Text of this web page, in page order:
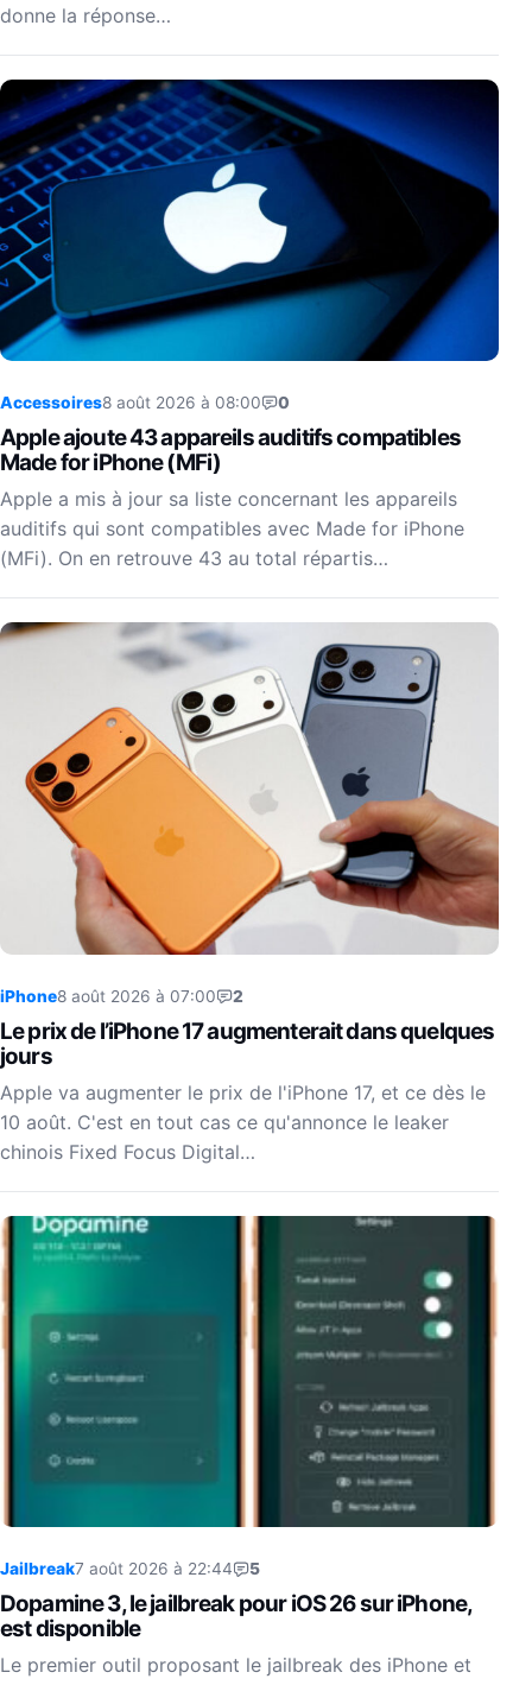
donne la réponse…
Accessoires8 août 2026 à 08:00 0
Apple ajoute 43 appareils auditifs compatibles
Made for iPhone (MFi)
Apple a mis à jour sa liste concernant les appareils
auditifs qui sont compatibles avec Made for iPhone
(MFi). On en retrouve 43 au total répartis…
iPhone8 août 2026 à 07:00 2
Le prix de l’iPhone 17 augmenterait dans quelques
jours
Apple va augmenter le prix de l'iPhone 17, et ce dès le
10 août. C'est en tout cas ce qu'annonce le leaker
chinois Fixed Focus Digital…
Jailbreak7 août 2026 à 22:44 5
Dopamine 3, le jailbreak pour iOS 26 sur iPhone,
est disponible
Le premier outil proposant le jailbreak des iPhone et